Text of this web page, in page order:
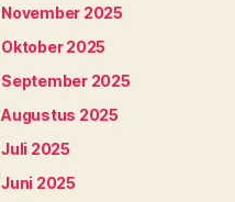
November 2025
Oktober 2025
September 2025
Augustus 2025
Juli 2025
Juni 2025